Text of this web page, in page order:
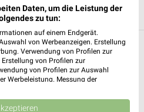
1 Prospekt
und Prospekte für
Daten, um die Leistung der
zu tun:
auf einem Endgerät.
von Werbeanzeigen. Erstellung
Verwendung von Profilen zur
von Profilen zur
von Profilen zur Auswahl
Werbeleistung. Messung der
Quellen. Entwicklung und
reduzierter Daten zur Auswahl